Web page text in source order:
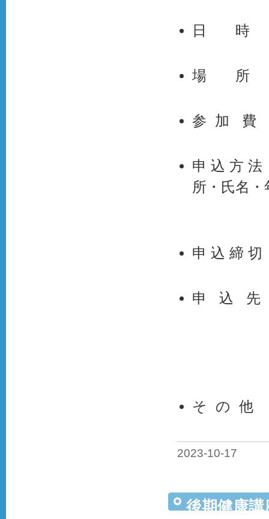
日 時 ：
場 所 ：
参 加 費
申 込 方
所・氏名
申 込 締 切
申 込 先
そ の 他
2023-10-17
後期健康講